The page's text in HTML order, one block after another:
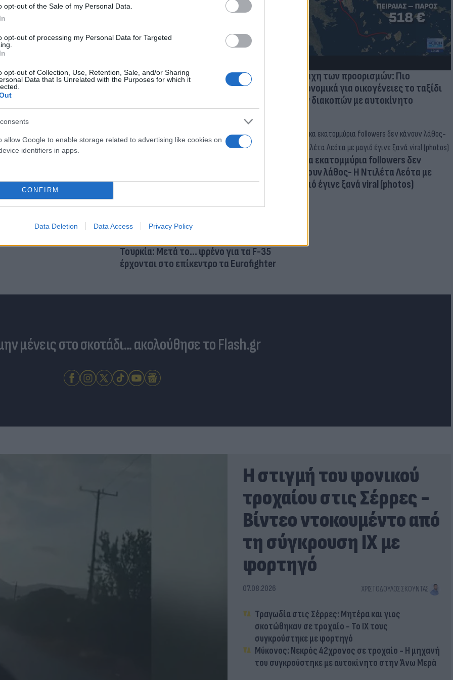
opt-out of the Sale of my Personal Data.
opt-out of processing my Personal Data for Targeted
opt-out of Collection, Use, Retention, Sale, and/or Sharing
Data that Is Unrelated with the Purposes for which it
allow Google to enable storage related to advertising like cookies on
identifiers in apps.
CONFIRM
Data Deletion Data Access Privacy Policy
κόσμου στο γήπεδο
(video)
ψυχικής υγείας
Η μάχη των προορισμών: Πιο
οικονομικά για οικογένειες το ταξίδι
των διακοπών με αυτοκίνητο
μας
Τουρκία: Μετά το... φρένο για τα F-35
έρχονται στο επίκεντρο τα Eurofighter
Δέκα εκατομμύρια followers δεν
κάνουν λάθος- Η Ντιλέτα Λεότα με
μαγιό έγινε ξανά viral (photos)
μένεις στο σκοτάδι... ακολούθησε το Flash.gr
Η στιγμή του φονικού
τροχαίου στις Σέρρες -
Βίντεο ντοκουμέντο από
τη σύγκρουση ΙΧ με
φορτηγό
07.08.2026 ΧΡΙΣΤΌΔΟΥΛΟΣ ΣΚΟΎΝΤΑΣ
Τραγωδία στις Σέρρες: Μητέρα και γιος
σκοτώθηκαν σε τροχαίο - Το ΙΧ τους
συγκρούστηκε με φορτηγό
Μύκονος: Νεκρός 42χρονος σε τροχαίο - Η μηχανή
του συγκρούστηκε με αυτοκίνητο στην Άνω Μερά